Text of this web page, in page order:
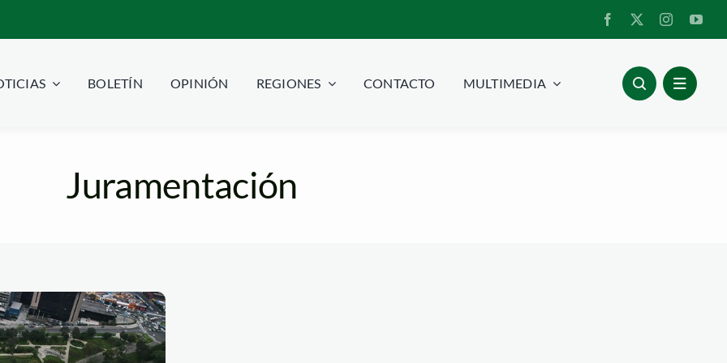
BOLETÍN OPINIÓN REGIONES CONTACTO MULTIMEDIA
Juramentación